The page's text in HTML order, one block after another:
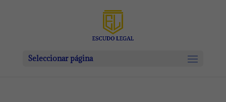
Seleccionar página